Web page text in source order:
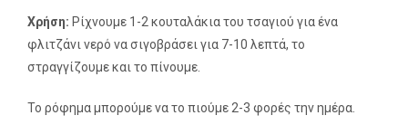
Χρήση: Ρίχνουμε 1-2 κουταλάκια του τσαγιού για ένα
φλιτζάνι νερό να σιγοβράσει για 7-10 λεπτά, το
στραγγίζουμε και το πίνουμε.
Το ρόφημα μπορούμε να το πιούμε 2-3 φορές την ημέρα.